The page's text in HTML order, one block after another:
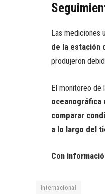
Las mediciones
de la estación
produjeron
El monitoreo de
oceanográfica
comparar
a lo largo del
Con
Internacional